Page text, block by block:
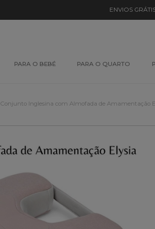
ENVIOS
PARA O BEBÉ PARA O QUARTO
Conjunto Inglesina com Almofada de Amamentação